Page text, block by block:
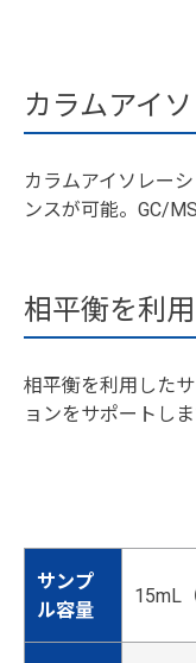
カラムアイ
カラムアイソレー
ンスが可能。GC/
相平衡を利
相平衡を利用した
ョンをサポートしま
サンプ
ル容量
15mL